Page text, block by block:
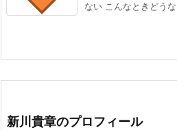
ない こんなときどう
新川貴章のプロフィール